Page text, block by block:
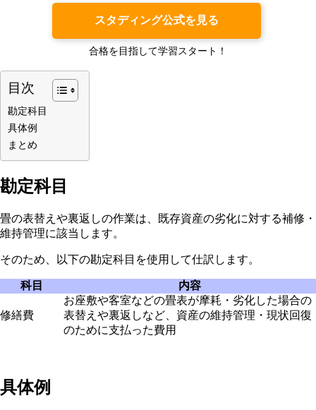
スタディング公式を見る
合格を目指して学習スタート！
目次
勘定科目
具体例
まとめ
勘定科目
畳の表替えや裏返しの作業は、既存資産の劣化に対する補修・
維持管理に該当します。
そのため、以下の勘定科目を使用して仕訳します。
科目 内容
修繕費
お座敷や客室などの畳表が摩耗・劣化した場合の
表替えや裏返しなど、資産の維持管理・現状回復
のために支払った費用
具体例